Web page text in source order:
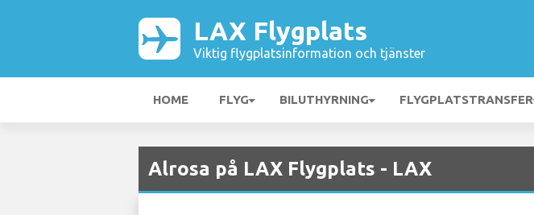
LAX Flygplats
Viktig flygplatsinformation och tjänster
HOME FLYG BILUTHYRNING FLYGPLATSTRANSFER
Alrosa på LAX Flygplats - LAX